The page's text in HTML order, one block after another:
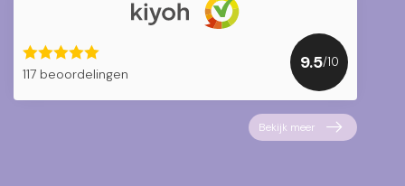
117 beoordelingen
9.5/10
Bekijk meer